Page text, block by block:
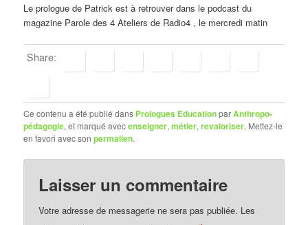
Le prologue de Patrick est à retrouver dans le podcast du
magazine Parole des 4 Ateliers de Radio4 , le mercredi matin
Share:
Ce contenu a été publié dans Prologues EducationparAnthropo-
pédagogie, et marqué avecenseigner,métier,revaloriser. Mettez-le
en favori avec sonpermalien.
Laisser un commentaire
Votre adresse de messagerie ne sera pas publiée. Les